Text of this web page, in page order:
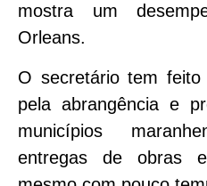
mostra um
Orleans.
O secretário tem
pela abrangência e
municípios
entregas de obras